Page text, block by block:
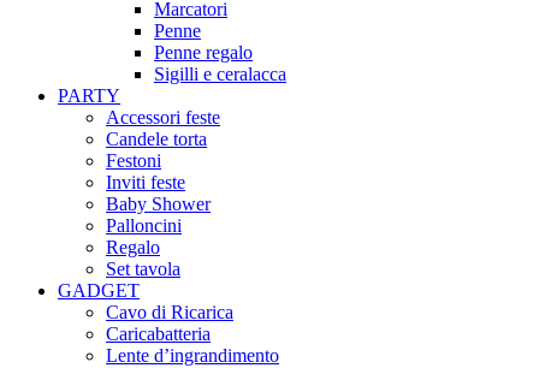
Marcatori
Penne
Penne regalo
Sigilli e ceralacca
PARTY
Accessori feste
Candele torta
Festoni
Inviti feste
Baby Shower​
Palloncini
Regalo
Set tavola
GADGET
Cavo di Ricarica
Caricabatteria
Lente d’ingrandimento